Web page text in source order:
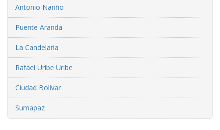
Antonio Nariño
Puente Aranda
La Candelaria
Rafael Uribe Uribe
Ciudad Bolívar
Sumapaz